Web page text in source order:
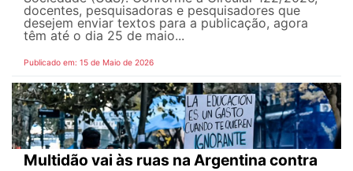
docentes, pesquisadoras e pesquisadores que
desejem enviar textos para a publicação, agora
têm até o dia 25 de maio...
Publicado em: 15 de Maio de 2026
Multidão vai às ruas na Argentina contra